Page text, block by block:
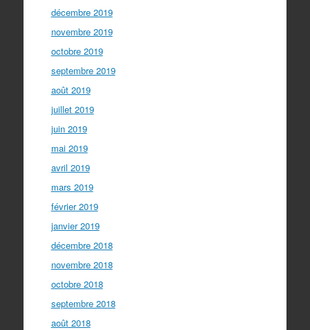
décembre 2019
novembre 2019
octobre 2019
septembre 2019
août 2019
juillet 2019
juin 2019
mai 2019
avril 2019
mars 2019
février 2019
janvier 2019
décembre 2018
novembre 2018
octobre 2018
septembre 2018
août 2018